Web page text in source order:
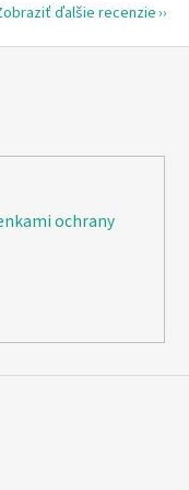
ďalšie recenzie
ochrany